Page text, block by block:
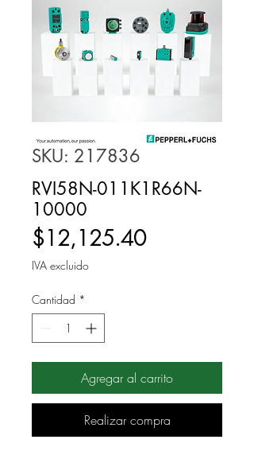
SKU: 217836
RVI58N-011K1R66N-
10000
$12,125.40Precio
IVA excluido
Cantidad *
Agregar al carrito
Realizar compra